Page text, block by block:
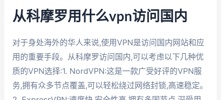
从科摩罗用什么vpn访问国内
对于身处海外的华人来说,使用VPN是访问国内网站和应
用的重要手段。从科摩罗访问国内,可以考虑以下几种优
质的VPN选择:1. NordVPN:这是一款广受好评的VPN服
务,拥有众多节点覆盖,可以轻松绕过网络封锁,高速稳定。